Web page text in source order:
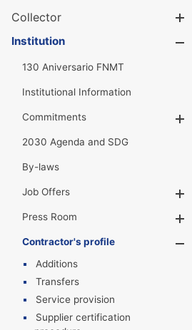
Collector
Institution
130 Aniversario FNMT
Institutional Information
Commitments
2030 Agenda and SDG
By-laws
Job Offers
Press Room
Contractor's profile
Additions
Transfers
Service provision
Supplier certification